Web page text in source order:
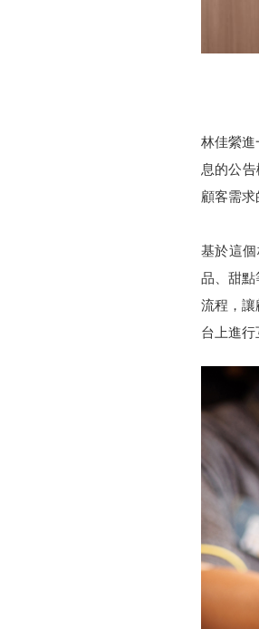
林佳縈進
息的公
顧客需
基於這
品、甜點
流程，讓
台上進行